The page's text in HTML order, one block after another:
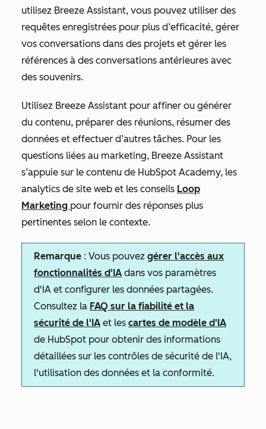
utilisez Breeze Assistant, vous pouvez utiliser des
requêtes enregistrées pour plus d’efficacité, gérer
vos conversations dans des projets et gérer les
références à des conversations antérieures avec
des souvenirs.
Utilisez Breeze Assistant pour affiner ou générer
du contenu, préparer des réunions, résumer des
données et effectuer d’autres tâches. Pour les
questions liées au marketing, Breeze Assistant
s’appuie sur le contenu de HubSpot Academy, les
analytics de site web et les conseils Loop
Marketing pour fournir des réponses plus
pertinentes selon le contexte.
Remarque : Vous pouvez gérer l'accès aux
fonctionnalités d'IA dans vos paramètres
d'IA et configurer les données partagées.
Consultez la FAQ sur la fiabilité et la
sécurité de l'IA et les cartes de modèle d'IA
de HubSpot pour obtenir des informations
détaillées sur les contrôles de sécurité de l'IA,
l'utilisation des données et la conformité.